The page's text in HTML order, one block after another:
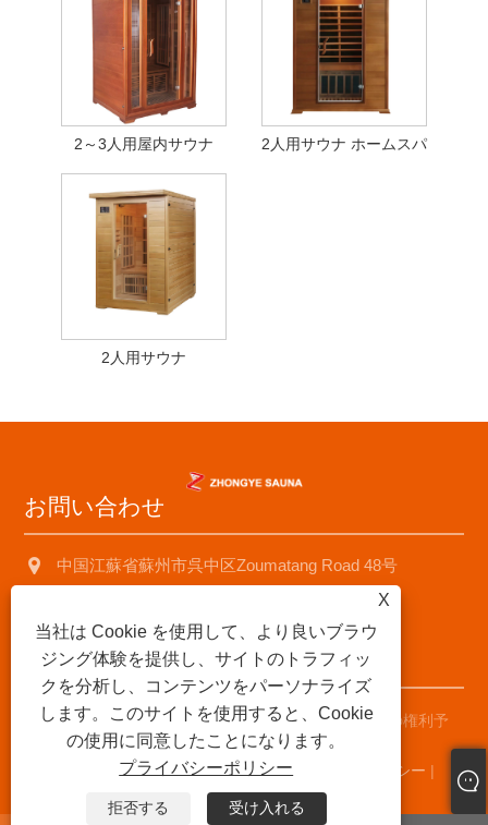
2～3人用屋内サウナ 2人用サウナ ホームスパ
2人用サウナ
お問い合わせ
中国江蘇省蘇州市呉中区Zoumatang Road 48号
saunad688@163.com
著作権 © 2025 蘇州中業サウナ機器有限公司すべての権利予
約。
Sitemap|RSS|XML |プライバシーポリシー |
X
当社は Cookie を使用して、より良いブラウ
ジング体験を提供し、サイトのトラフィッ
クを分析し、コンテンツをパーソナライズ
します。このサイトを使用すると、Cookie
の使用に同意したことになります。
プライバシーポリシー
拒否する 受け入れる